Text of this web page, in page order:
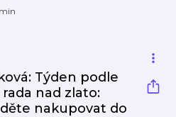
min
Týden podle
rada nad zlato:
nakupovat do